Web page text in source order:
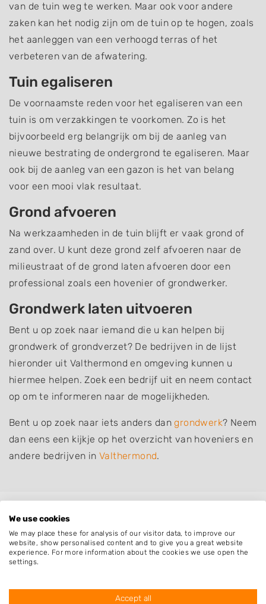
van de tuin weg te werken. Maar ook voor andere
zaken kan het nodig zijn om de tuin op te hogen, zoals
het aanleggen van een verhoogd terras of het
verbeteren van de afwatering.
Tuin egaliseren
De voornaamste reden voor het egaliseren van een
tuin is om verzakkingen te voorkomen. Zo is het
bijvoorbeeld erg belangrijk om bij de aanleg van
nieuwe bestrating de ondergrond te egaliseren. Maar
ook bij de aanleg van een gazon is het van belang
voor een mooi vlak resultaat.
Grond afvoeren
Na werkzaamheden in de tuin blijft er vaak grond of
zand over. U kunt deze grond zelf afvoeren naar de
milieustraat of de grond laten afvoeren door een
professional zoals een hovenier of grondwerker.
Grondwerk laten uitvoeren
Bent u op zoek naar iemand die u kan helpen bij
grondwerk of grondverzet? De bedrijven in de lijst
hieronder uit Valthermond en omgeving kunnen u
hiermee helpen. Zoek een bedrijf uit en neem contact
op om te informeren naar de mogelijkheden.
Bent u op zoek naar iets anders dangrondwerk? Neem
dan eens een kijkje op het overzicht van hoveniers en
andere bedrijven in Valthermond.
Plaatsen in de buurt
Nieuw-Weerdinge
Exloërveen
Exloo
We use cookies
We may place these for analysis of our visitor data, to improve our
website, show personalised content and to give you a great website
experience. For more information about the cookies we use open the
settings.
Accept all